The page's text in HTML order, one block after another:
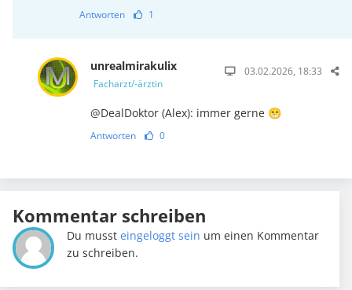
Antworten 1
unrealmirakulix
Facharzt/-ärztin
03.02.2026, 18:33
@DealDoktor (Alex): immer gerne 😁
Antworten 0
Kommentar schreiben
Du mussteingeloggt sein um einen Kommentar
zu schreiben.